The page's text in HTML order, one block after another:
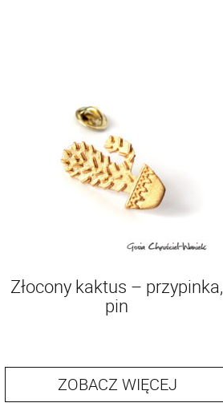
Złocony kaktus – przypinka,
pin
ZOBACZ WIĘCEJ